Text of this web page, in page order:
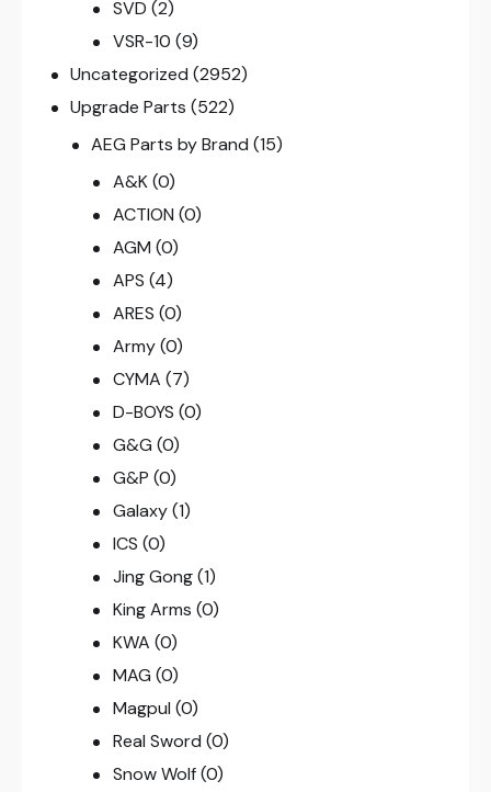
SVD (2)
VSR-10 (9)
Uncategorized (2952)
Upgrade Parts (522)
AEG Parts by Brand (15)
A&K (0)
ACTION (0)
AGM (0)
APS (4)
ARES (0)
Army (0)
CYMA (7)
D-BOYS (0)
G&G (0)
G&P (0)
Galaxy (1)
ICS (0)
Jing Gong (1)
King Arms (0)
KWA (0)
MAG (0)
Magpul (0)
Real Sword (0)
Snow Wolf (0)